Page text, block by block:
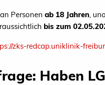
Personen ab 18 Jahren ,
bis zum
zks-redcap.uniklinik-
Haben